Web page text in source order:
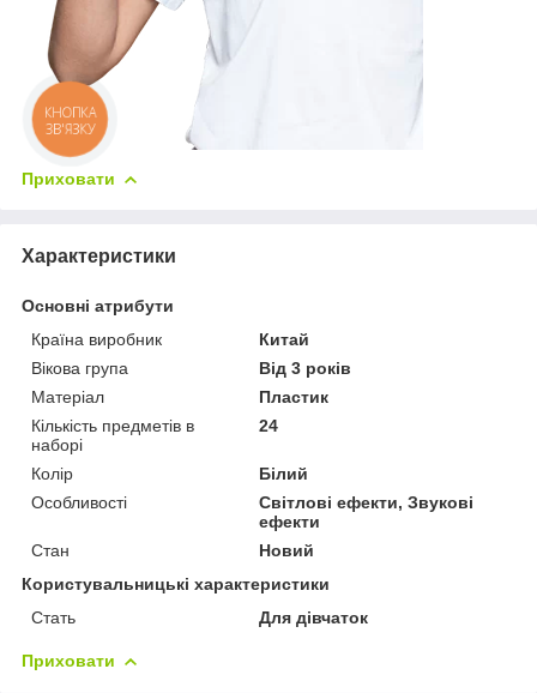
Приховати
Характеристики
Основні атрибути
Країна виробник
Китай
Вікова група
Від 3 років
Матеріал
Пластик
Кількість предметів в
наборі
24
Колір
Білий
Особливості
Світлові ефекти, Звукові
ефекти
Стан
Новий
Користувальницькі характеристики
Стать
Для дівчаток
Приховати
КНОПКА
ЗВ'ЯЗКУ